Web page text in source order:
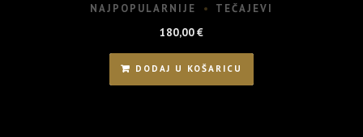
NAJPOPULARNIJE TEČAJEVI
180,00€
DODAJ U KOŠARICU